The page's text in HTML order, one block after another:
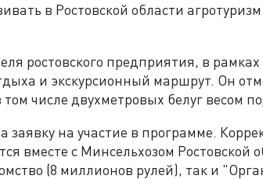
в Ростовской области
ростовского предприятия, в
и экскурсионный маршрут. Он
том числе двухметровых белуг весом
заявку на участие в программе.
вместе с Минсельхозом Ростовской
(8 миллионов рулей), так и